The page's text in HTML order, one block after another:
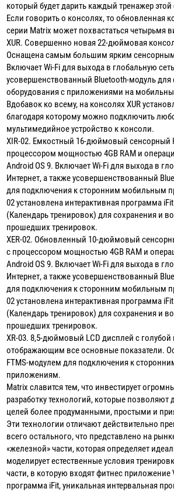
который будет дарить каждый тренажер этой
Если говорить о консолях, то обновленная
серии Matrix может похвастаться четырьмя
XUR. Совершенно новая 22-дюймовая
Оснащена самым большим ярким
Включает Wi-Fi для выхода в глобальную
усовершенствованный Bluetooth-модуль для
оборудования с приложениями на
Вдобавок ко всему, на консолях XUR
благодаря которому можно подключить
мультимедийное устройство к консоли.
XIR-02. Емкостный 16-дюймовый сенсорный
процессором мощностью 4GB RAM и
Android OS 9. Включает Wi-Fi для выхода в
Интернет, а также усовершенствованный
для подключения к сторонним мобильным
02 установлена интерактивная программа
(Календарь тренировок) для сохранения и
прошедших тренировок.
XER-02. Обновленный 10-дюймовый
с процессором мощностью 4GB RAM и
Android OS 9. Включает Wi-Fi для выхода в
Интернет, а также усовершенствованный
для подключения к сторонним мобильным
02 установлена интерактивная программа
(Календарь тренировок) для сохранения и
прошедших тренировок.
XR-03. 8,5-дюймовый LCD дисплей с голубой
отображающим все основные показатели.
FTMS-модулем для подключения к
приложениям.
Matrix славится тем, что инвестирует
разработку технологий, которые позволяют
целей более продуманными, простыми и
Эти технологии отличают действительно
всего остального, что представлено на
«железной» части, которая определяет
моделирует естественные условия
части, в которую входят фитнес приложение
программа iFit, уникальная интервальная